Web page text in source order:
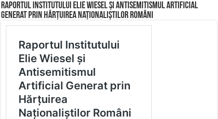
Raportul Institutului Elie Wiesel și Antisemitismul Artificial
Generat prin Hărțuirea Naționaliștilor Români